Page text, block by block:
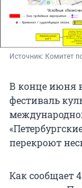
Источник: Комитет
В конце июня
фестиваль
перекроют
Как сообщает